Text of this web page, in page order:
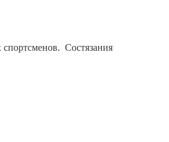
спортсменов. Состязания